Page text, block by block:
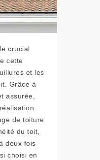
crucial
cette
et les
Grâce à
assurée,
de toiture
du toit,
deux fois
choisi en